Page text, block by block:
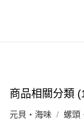
並WhatsApp
順豐智能櫃(智能
每筆HK$80.00，滿
滿$380免運費 - 送
商品相關分類
元貝・海味 螺頭